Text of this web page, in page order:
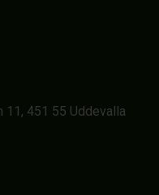
11, 451 55 Uddevalla